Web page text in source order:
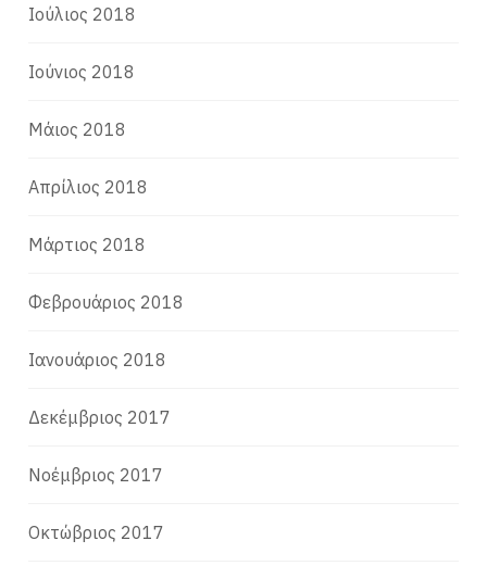
Ιούλιος 2018
Ιούνιος 2018
Μάιος 2018
Απρίλιος 2018
Μάρτιος 2018
Φεβρουάριος 2018
Ιανουάριος 2018
Δεκέμβριος 2017
Νοέμβριος 2017
Οκτώβριος 2017